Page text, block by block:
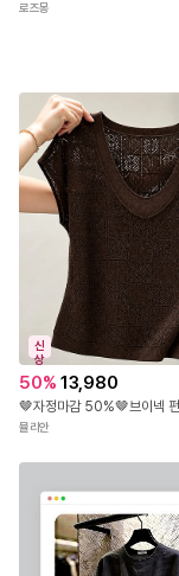
로즈몽
신
상
50% 13,980
뮬리안